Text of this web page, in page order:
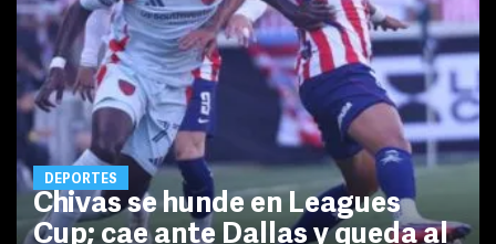
DEPORTES
Chivas se hunde en Leagues
Cup; cae ante Dallas y queda al